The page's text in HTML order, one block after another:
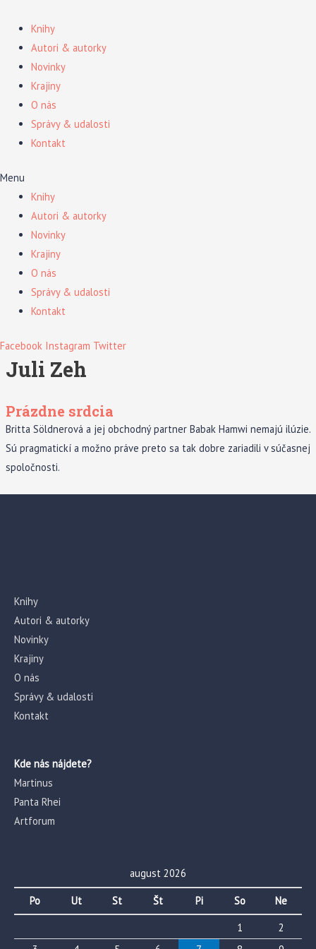
obsah
Knihy
Autori & autorky
Novinky
Krajiny
O nás
Správy & udalosti
Kontakt
Menu
Knihy
Autori & autorky
Novinky
Krajiny
O nás
Správy & udalosti
Kontakt
Facebook Instagram Twitter
Juli Zeh
Prázdne srdcia
Britta Söldnerová a jej obchodný partner Babak Hamwi nemajú ilúzie.
Sú pragmatickí a možno práve preto sa tak dobre zariadili v súčasnej
spoločnosti.
Knihy
Autori & autorky
Novinky
Krajiny
O nás
Správy & udalosti
Kontakt
Kde nás nájdete?
Martinus
Panta Rhei
Artforum
august 2026
Po Ut St Št Pi So
Ne
1
2